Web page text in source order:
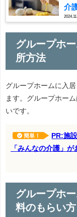
介
グループホ
所方法
グループホームに入
ます。グループホー
いです。
簡単！
PR:施
「みんなの介護」
グループホ
料のもらい方